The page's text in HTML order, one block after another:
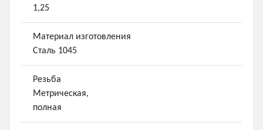
1,25
Материал изготовления
Сталь 1045
Резьба
Метрическая,
полная